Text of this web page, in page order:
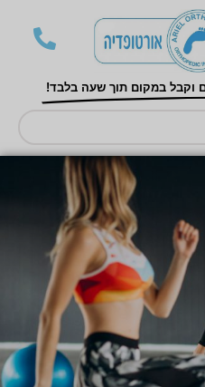
וקבל במקום תוך שעה בלבד!